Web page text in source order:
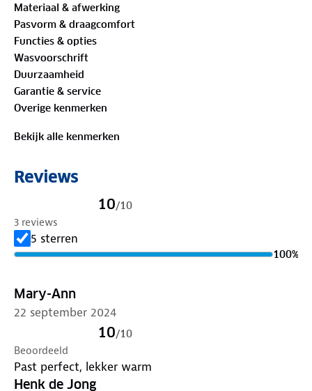
Materiaal & afwerking
Pasvorm & draagcomfort
Functies & opties
Wasvoorschrift
Duurzaamheid
Garantie & service
Overige kenmerken
Bekijk alle kenmerken
Reviews
10/10
3 reviews
5 sterren
100%
Mary-Ann
22 september 2024
10/10
Beoordeeld
Past perfect, lekker warm
Henk de Jong